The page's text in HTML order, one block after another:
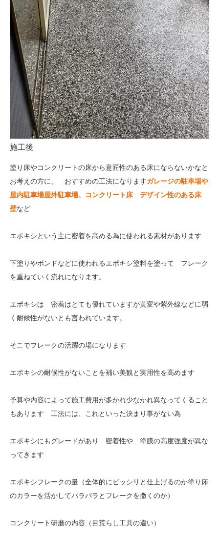
施工後
塗り床やコンクリートの床から意匠性のある床にならないかなと
お考えの方に、 おすすめの工法になりますガレージの駐車場や
屋内駐車場屋外駐車場、コンクリート床 デザイン性のある床
壁など
エポキシという主に密着を高める為に使われる素材があります
下塗りやボンドなどに使われるエポキシ塗料を塗って フレーク
を重ねていく流れになります。
エポキシは 密着はとても優れていますが黄変や紫外線などに弱
く耐候性がないとも言われています。
そこでフレークの活躍の場になります
エポキシの耐候性がないことを補い美観と実用性を高めます
予算や内容によって施工費用が多かれ少なかれ異なってくること
もあります 工法には、これといった決まり事がない為
エポキシにもグレードがあり 密着性や 塗膜の高度強度が異な
ってきます
エポキシフレークの量（全体的にビッシリと仕上げるのか塗り床
のカラーを活かしてパラパラとフレークを撒くのか）
コンクリート研磨の内容（目荒らし工具の違い）